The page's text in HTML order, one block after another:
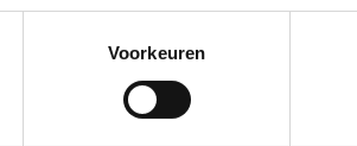
Voorkeuren